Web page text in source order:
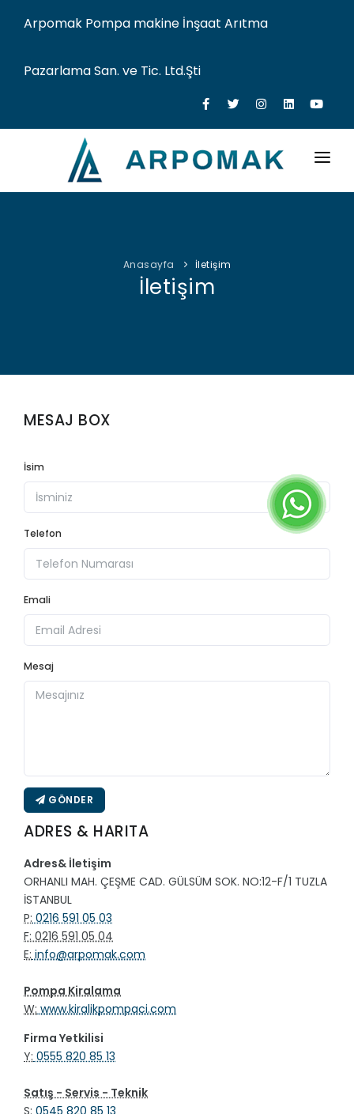
Arpomak Pompa makine İnşaat Arıtma
Pazarlama San. ve Tic. Ltd.Şti
KURUMSAL
FAALİYET ALANLARIMIZ
ÇALIŞMALARIMIZ
İLETİŞİM
Anasayfa İletişim
İletişim
MESAJ BOX
İsim
Telefon
Emali
Mesaj
GÖNDER
ADRES & HARITA
Adres& İletişim
ORHANLI MAH. ÇEŞME CAD. GÜLSÜM SOK. NO:12-F/1 TUZLA
İSTANBUL
P:0216 591 05 03
F: 0216 591 05 04
E:info@arpomak.com
Pompa Kiralama
W:www.kiralikpompaci.com
Firma Yetkilisi
Y:0555 820 85 13
Satış - Servis - Teknik
S:0545 820 85 13